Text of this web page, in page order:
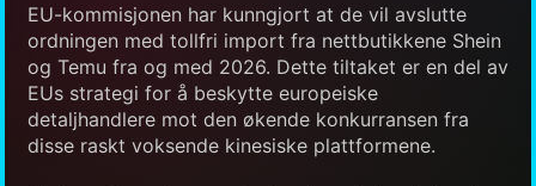
EU-kommisjonen har kunngjort at de vil avslutte
ordningen med tollfri import fra nettbutikkene Shein
og Temu fra og med 2026. Dette tiltaket er en del av
EUs strategi for å beskytte europeiske
detaljhandlere mot den økende konkurransen fra
disse raskt voksende kinesiske plattformene.